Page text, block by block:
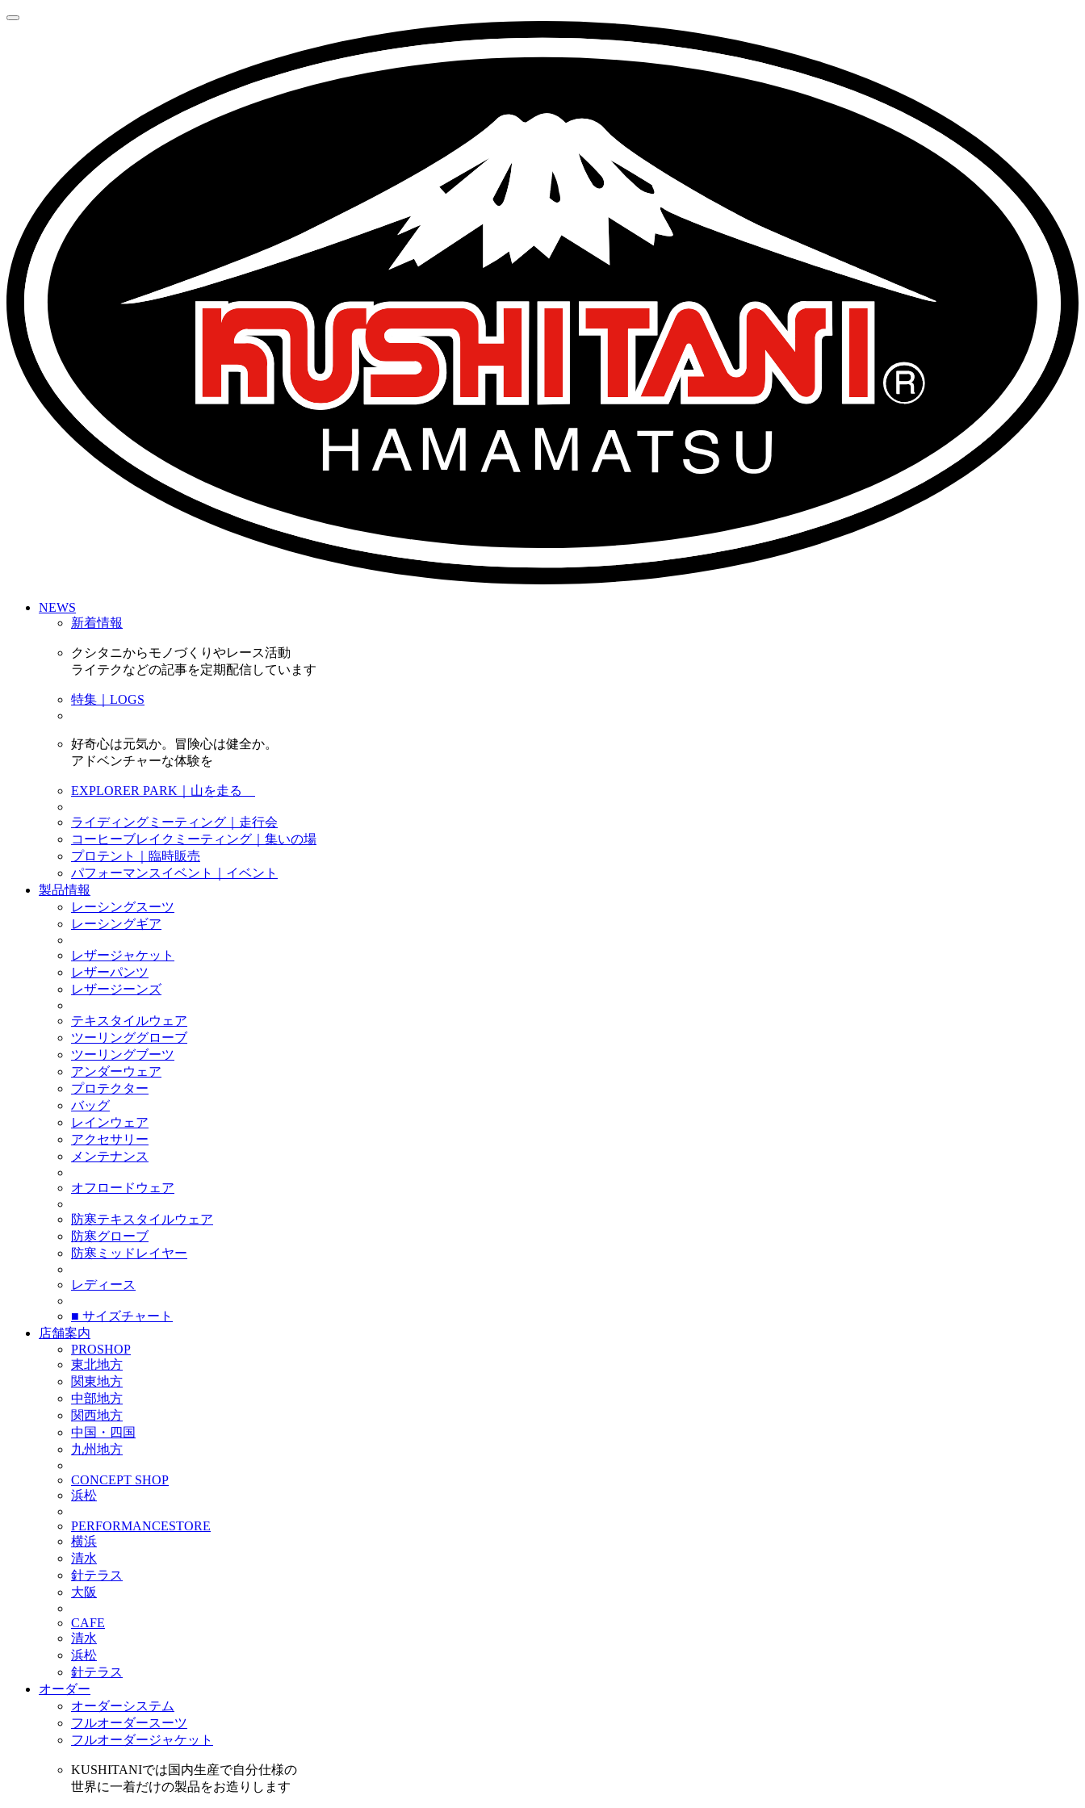
NEWS
新着情報
クシタニからモノづくりやレース活動
ライテクなどの記事を定期配信しています
特集｜LOGS
好奇心は元気か。冒険心は健全か。
アドベンチャーな体験を
EXPLORER PARK｜山を走る
ライディングミーティング｜走行会
コーヒーブレイクミーティング｜集いの場
プロテント｜臨時販売
パフォーマンスイベント｜イベント
製品情報
レーシングスーツ
レーシングギア
レザージャケット
レザーパンツ
レザージーンズ
テキスタイルウェア
ツーリンググローブ
ツーリングブーツ
アンダーウェア
プロテクター
バッグ
レインウェア
アクセサリー
メンテナンス
オフロードウェア
防寒テキスタイルウェア
防寒グローブ
防寒ミッドレイヤー
レディース
■ サイズチャート
店舗案内
PROSHOP
東北地方
関東地方
中部地方
関西地方
中国・四国
九州地方
CONCEPT SHOP
浜松
PERFORMANCESTORE
横浜
清水
針テラス
大阪
CAFE
清水
浜松
針テラス
オーダー
オーダーシステム
フルオーダースーツ
フルオーダージャケット
KUSHITANIでは国内生産で自分仕様の
世界に一着だけの製品をお造りします